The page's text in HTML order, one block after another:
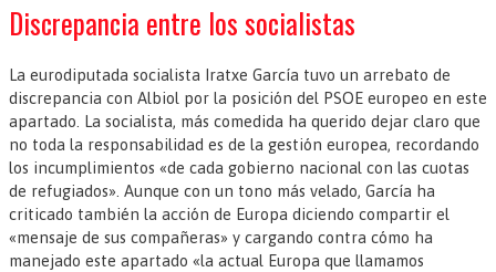
Discrepancia entre los socialistas
La eurodiputada socialista Iratxe García tuvo un arrebato de
discrepancia con Albiol por la posición del PSOE europeo en este
apartado. La socialista, más comedida ha querido dejar claro que
no toda la responsabilidad es de la gestión europea, recordando
los incumplimientos «de cada gobierno nacional con las cuotas
de refugiados». Aunque con un tono más velado, García ha
criticado también la acción de Europa diciendo compartir el
«mensaje de sus compañeras» y cargando contra cómo ha
manejado este apartado «la actual Europa que llamamos